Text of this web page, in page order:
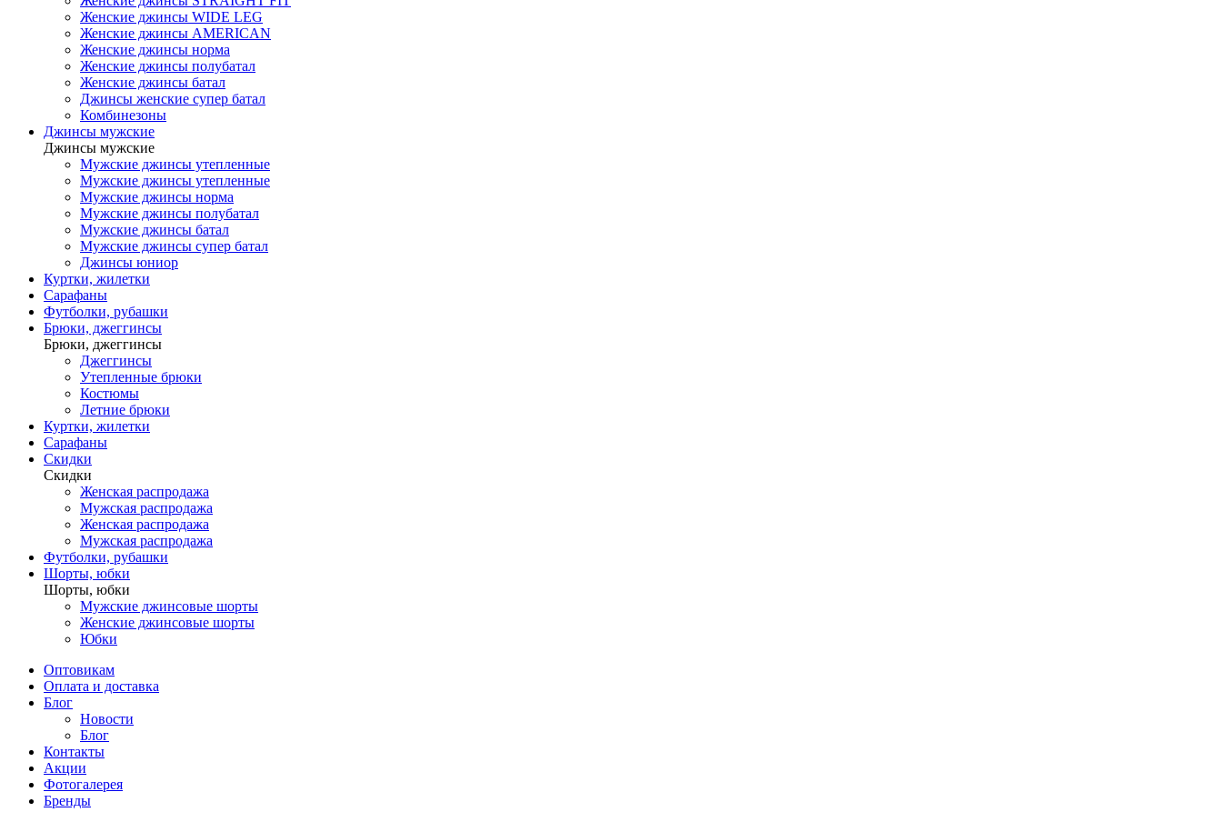
Женские джинсы WIDE LEG
Женские джинсы AMERICAN
Женские джинсы норма
Женские джинсы полубатал
Женские джинсы батал
Джинсы женские супер батал
Комбинезоны
Джинсы мужские
Джинсы мужские
Мужские джинсы утепленные
Мужские джинсы утепленные
Мужские джинсы норма
Мужские джинсы полубатал
Мужские джинсы батал
Мужские джинсы супер батал
Джинсы юниор
Куртки, жилетки
Сарафаны
Футболки, рубашки
Брюки, джеггинсы
Брюки, джеггинсы
Джеггинсы
Утепленные брюки
Костюмы
Летние брюки
Куртки, жилетки
Сарафаны
Скидки
Скидки
Женская распродажа
Мужская распродажа
Женская распродажа
Мужская распродажа
Футболки, рубашки
Шорты, юбки
Шорты, юбки
Мужские джинсовые шорты
Женские джинсовые шорты
Юбки
Оптовикам
Оплата и доставка
Блог
Новости
Блог
Контакты
Акции
Фотогалерея
Бренды